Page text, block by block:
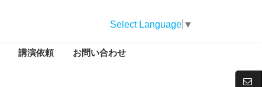
Select Language ▼
講演依頼 お問い合わせ